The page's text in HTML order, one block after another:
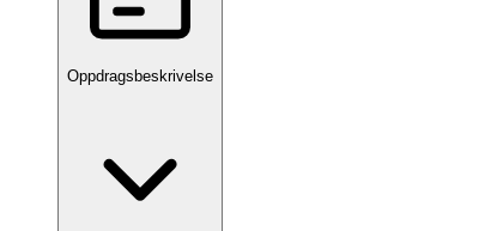
Oppdragsbeskrivelse